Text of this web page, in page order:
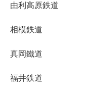
由利高原鉄道
相模鉄道
真岡鐵道
福井鉄道